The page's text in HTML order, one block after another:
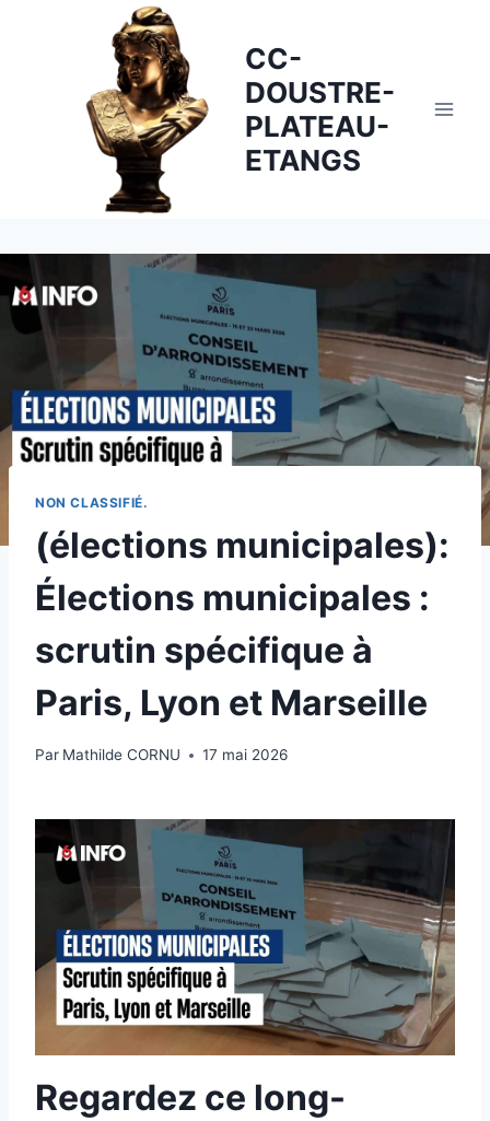
CC-
DOUSTRE-
PLATEAU-
ETANGS
NON CLASSIFIÉ.
(élections municipales):
Élections municipales :
scrutin spécifique à
Paris, Lyon et Marseille
Par Mathilde CORNU 17 mai 2026
Regardez ce long-